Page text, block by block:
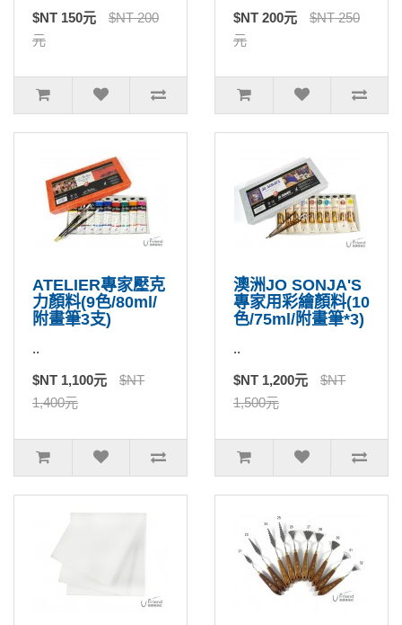
$NT 150元
$NT 200
元
$NT 200元
$NT 250
元
ATELIER專家壓克
力顏料(9色/80ml/
附畫筆3支)
..
$NT 1,100元
$NT
1,400元
澳洲JO SONJA'S
專家用彩繪顏料(10
色/75ml/附畫筆*3)
..
$NT 1,200元
$NT
1,500元